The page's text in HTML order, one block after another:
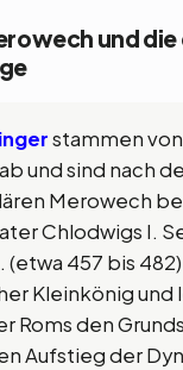
und die
stammen
und sind nach
Merowech
Chlodwigs I.
(etwa 457 bis
Kleinkönig und
Roms den
Aufstieg der